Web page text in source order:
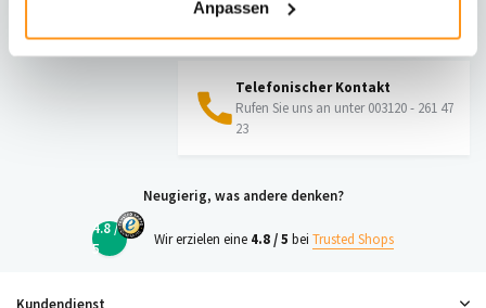
Anpassen
vragen@flycarpets.nl
Telefonischer Kontakt
Rufen Sie uns an unter 003120 - 261 47
23
Neugierig, was andere denken?
4.8 /
5
Wir erzielen eine 4.8 / 5 bei Trusted Shops
Kundendienst